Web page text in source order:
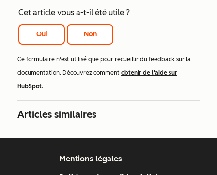
Cet article vous a-t-il été utile ?
Oui Non
Ce formulaire n'est utilisé que pour recueillir du feedback sur la
documentation. Découvrez comment obtenir de l'aide sur
HubSpot.
Articles similaires
Mentions légales